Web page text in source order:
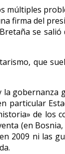
múltiples
firma del
se
que
gobernanza
particular
de los
(en Bosnia,
2009 ni las